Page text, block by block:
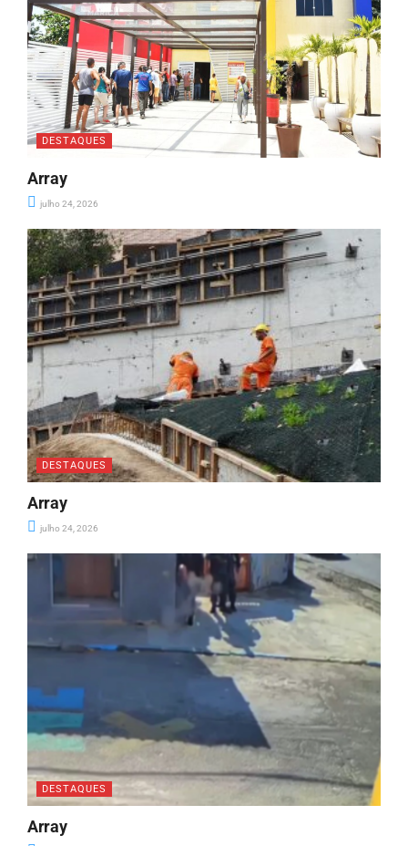
DESTAQUES
Array
julho 24, 2026
DESTAQUES
Array
julho 24, 2026
DESTAQUES
Array